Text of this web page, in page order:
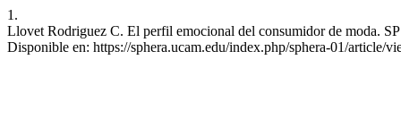
1.
Llovet Rodriguez C. El perfil emocional del consumidor de moda.
Disponible en: https://sphera.ucam.edu/index.php/sphera-01/article/